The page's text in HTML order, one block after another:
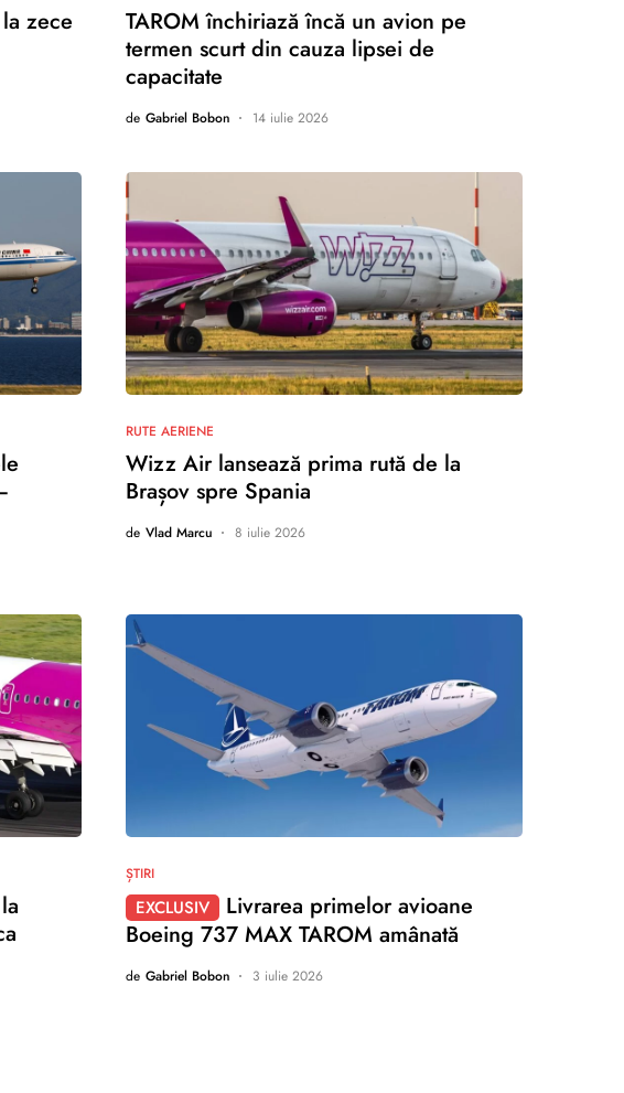
zece
TAROM închiriază încă un avion pe
termen scurt din cauza lipsei de
capacitate
de Gabriel Bobon 14 iulie 2026
nu există comentarii
RUTE AERIENE
Wizz Air lansează prima rută de la
Brașov spre Spania
de Vlad Marcu 8 iulie 2026
ȘTIRI
EXCLUSIV
Livrarea primelor avioane
Boeing 737 MAX TAROM amânată
de Gabriel Bobon 3 iulie 2026